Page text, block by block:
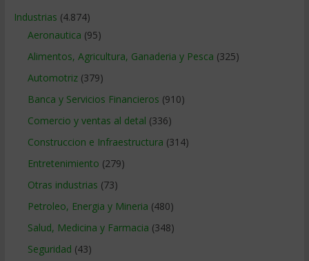
Industrias (4.874)
Aeronautica (95)
Alimentos, Agricultura, Ganaderia y Pesca (325)
Automotriz(379)
Banca y Servicios Financieros (910)
Comercio y ventas al detal (336)
Construccion e Infraestructura (314)
Entretenimiento (279)
Otras industrias (73)
Petroleo, Energia y Mineria (480)
Salud, Medicina y Farmacia (348)
Seguridad (43)